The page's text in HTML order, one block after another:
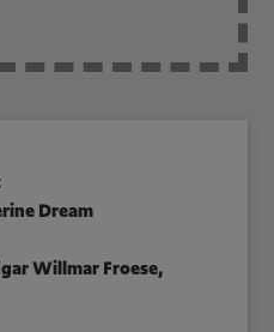
Dream
Willmar Froese,